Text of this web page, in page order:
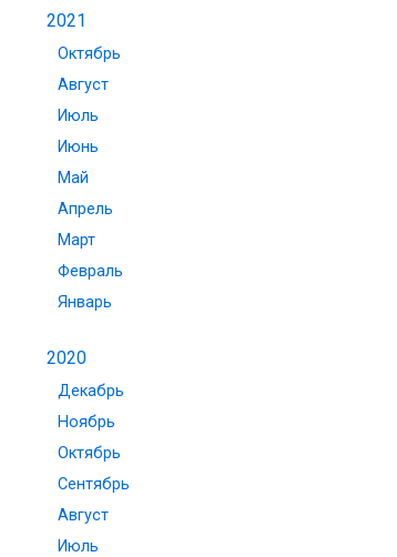
2021
Октябрь
Август
Июль
Июнь
Май
Апрель
Март
Февраль
Январь
2020
Декабрь
Ноябрь
Октябрь
Сентябрь
Август
Июль